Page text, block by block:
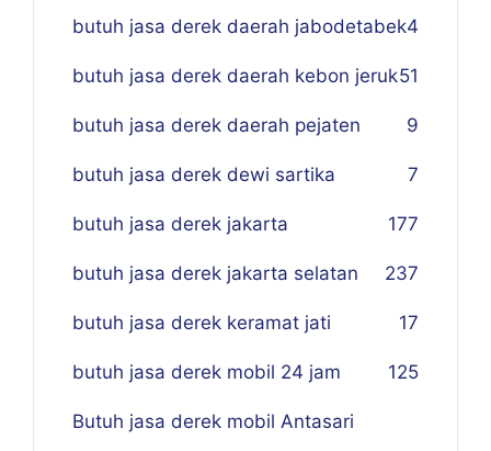
butuh jasa derek daerah jabodetabek4
butuh jasa derek daerah kebon jeruk51
butuh jasa derek daerah pejaten 9
butuh jasa derek dewi sartika 7
butuh jasa derek jakarta 177
butuh jasa derek jakarta selatan 237
butuh jasa derek keramat jati 17
butuh jasa derek mobil 24 jam 125
Butuh jasa derek mobil Antasari